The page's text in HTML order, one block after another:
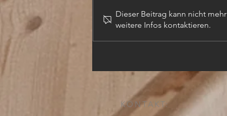
Dieser Beitrag kann nicht
weitere Infos kontaktieren.
KONTAKT: